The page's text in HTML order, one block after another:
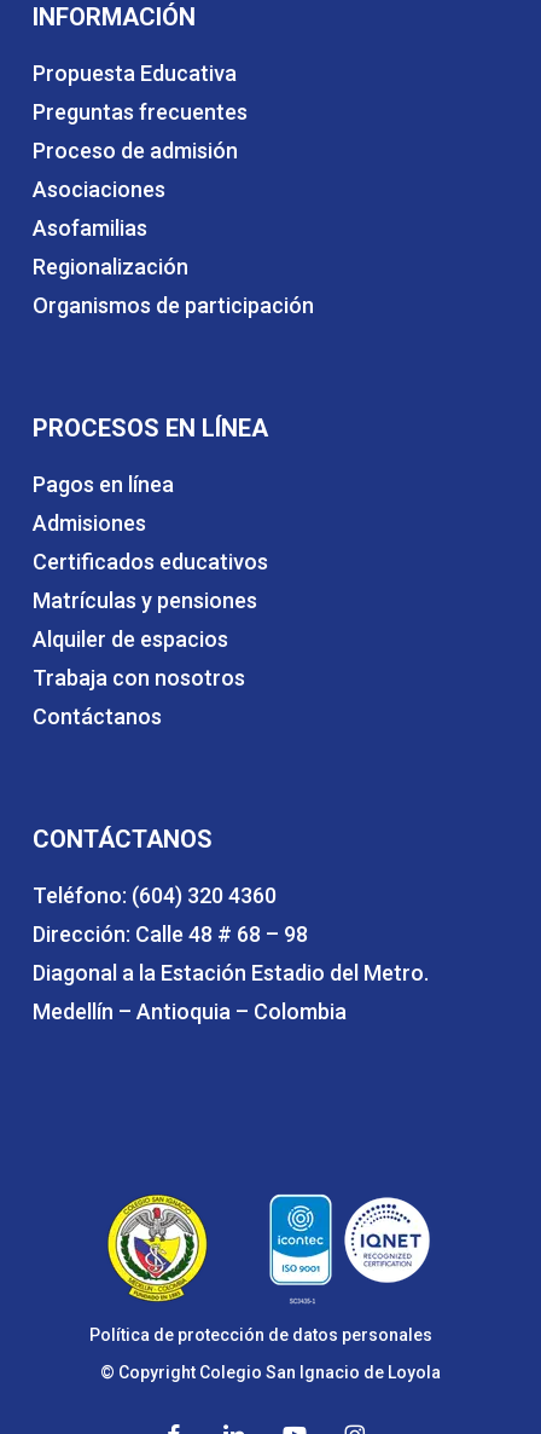
INFORMACIÓN
Propuesta Educativa
Preguntas frecuentes
Proceso de admisión
Asociaciones
Asofamilias
Regionalización
Organismos de participación
PROCESOS EN LÍNEA
Pagos en línea
Admisiones
Certificados educativos
Matrículas y pensiones
Alquiler de espacios
Trabaja con nosotros
Contáctanos
CONTÁCTANOS
Teléfono: (604) 320 4360
Dirección: Calle 48 # 68 – 98
Diagonal a la Estación Estadio del Metro.
Medellín – Antioquia – Colombia
Política de protección de datos personales
© Copyright Colegio San Ignacio de Loyola